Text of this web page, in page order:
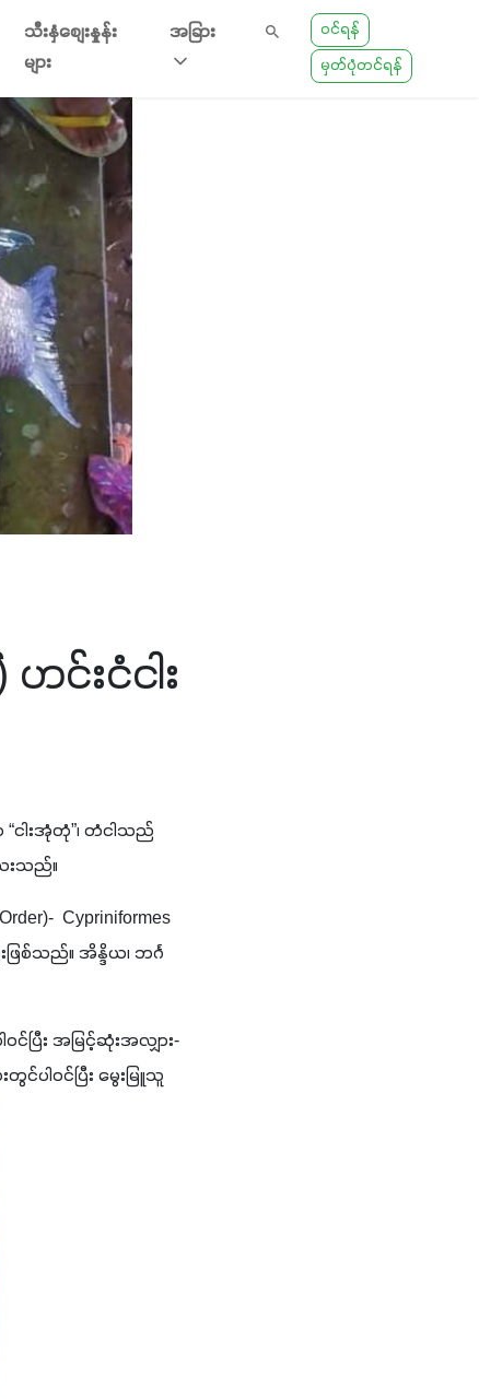
သီးနှံစျေးနှုန်း
များ
အခြား
ဝင်ရန်
မှတ်ပုံတင်ရန်
င်းငံငါး
ငါးအုံတုံ”၊ တံငါသည်
းသည်။
Cypriniformes
ြစ်သည်။ အိန္ဒိယ၊ ဘင်္ဂ
ဝင်ပြီး အမြင့်ဆုံးအလျှား-
င်ပါဝင်ပြီး မွေးမြူသူ